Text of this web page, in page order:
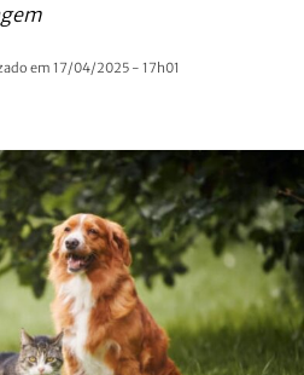
em 17/04/2025 - 17h01